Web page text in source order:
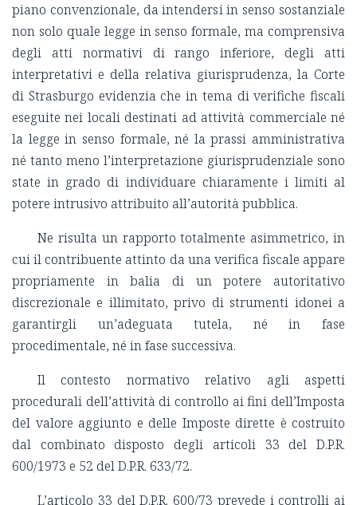
piano convenzionale, da intendersi in senso sostanziale
non solo quale legge in senso formale, ma comprensiva
degli atti normativi di rango inferiore, degli atti
interpretativi e della relativa giurisprudenza, la Corte
di Strasburgo evidenzia che in tema di verifiche fiscali
eseguite nei locali destinati ad attività commerciale né
la legge in senso formale, né la prassi amministrativa
né tanto meno l’interpretazione giurisprudenziale sono
state in grado di individuare chiaramente i limiti al
potere intrusivo attribuito all’autorità pubblica.
Ne risulta un rapporto totalmente asimmetrico, in
cui il contribuente attinto da una verifica fiscale appare
propriamente in balia di un potere autoritativo
discrezionale e illimitato, privo di strumenti idonei a
garantirgli un’adeguata tutela, né in fase
procedimentale, né in fase successiva.
Il contesto normativo relativo agli aspetti
procedurali dell’attività di controllo ai fini dell’Imposta
del valore aggiunto e delle Imposte dirette è costruito
dal combinato disposto degli articoli 33 del D.P.R.
600/1973 e 52 del D.P.R. 633/72.
L’articolo 33 del D.P.R. 600/73 prevede i controlli ai